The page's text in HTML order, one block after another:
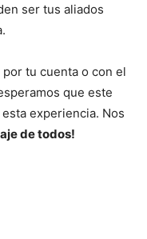
ser tus aliados
tu cuenta o con el
que este
experiencia. Nos
de todos!